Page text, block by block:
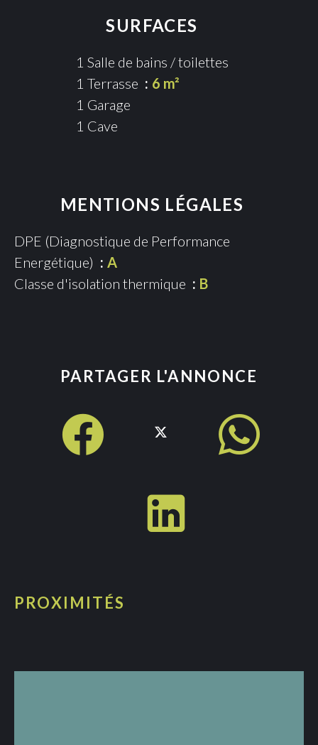
SURFACES
1 Salle de bains / toilettes
1 Terrasse
6 m²
1 Garage
1 Cave
MENTIONS LÉGALES
DPE (Diagnostique de Performance
Energétique)
A
Classe d'isolation thermique
B
PARTAGER L'ANNONCE
PROXIMITÉS